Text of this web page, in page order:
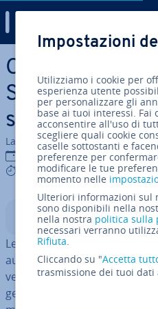
Vai al contenuto prin­ci­pa­le
Come
SSL Let’s
server cloud
La redazione di IONOS
14 lug 2026
3 mins
Indice
Let’s Encrypt è un’autorità
au­to­ma­tiz­za­ta. Usando Let’s
veloce e gratuito un
gestisci au­to­no­ma­men­te
Impostazioni
Utilizziamo i cookie per
esperienza utente
per personalizzare gli
base ai tuoi interessi. Fai
acconsentire all'uso di
scegliere quali cookie
caselle sottostanti e
preferenze per
modificare le tue
momento nelle
Ulteriori informazioni sul
sono disponibili nella
nella nostra politica sulla
necessari verranno
Rifiuta.
Cliccando su "Accetta
trasmissione dei tuoi dati